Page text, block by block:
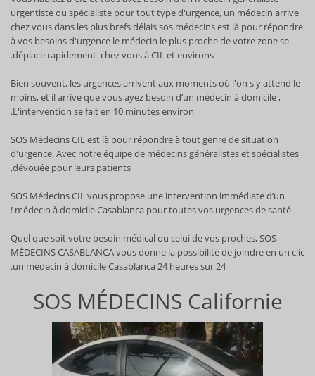
urgentiste ou spécialiste pour tout type d'urgence, un médecin arrive
chez vous dans les plus brefs délais sos médecins est là pour répondre
à vos besoins d'urgence le médecin le plus proche de votre zone se
déplace rapidement chez vous à CIL et environs.
Bien souvent, les urgences arrivent aux moments où l'on s'y attend le
moins, et il arrive que vous ayez besoin d’un médecin à domicile ,
L'intervention se fait en 10 minutes environ.
SOS Médecins CIL est là pour répondre à tout genre de situation
d'urgence. Avec notre équipe de médecins généralistes et spécialistes
dévouée pour leurs patients,
SOS Médecins CIL vous propose une intervention immédiate d’un
médecin à domicile Casablanca pour toutes vos urgences de santé !
Quel que soit votre besoin médical ou celui de vos proches, SOS
MÉDECINS CASABLANCA vous donne la possibilité de joindre en un clic
un médecin à domicile Casablanca 24 heures sur 24.
SOS MÉDECINS Californie